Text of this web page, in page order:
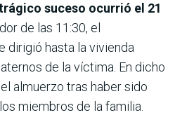
suceso ocurrió el 21
de las 11:30, el
dirigió hasta la vivienda
de la víctima. En dicho
almuerzo tras haber sido
miembros de la familia.